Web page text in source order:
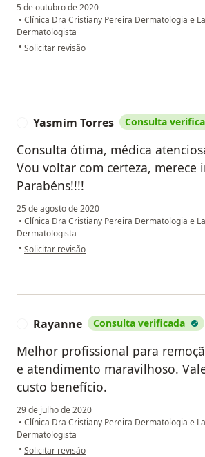
5 de outubro de 2020
• Clínica Dra Cristiany Pereira Dermatologia e
Dermatologista
• na opinião do utilizador Ingride
Solicitar revisão
Yasmim Torres Consulta
Consulta ótima, médica
Vou voltar com certeza, merece
Parabéns!!!!
25 de agosto de 2020
• Clínica Dra Cristiany Pereira Dermatologia e
Dermatologista
• na opinião do utilizador Yasmim Torres
Solicitar revisão
Rayanne Consulta verificada
Melhor profissional para
e atendimento maravilhoso.
custo benefício.
29 de julho de 2020
• Clínica Dra Cristiany Pereira Dermatologia e
Dermatologista
• na opinião do utilizador Rayanne
Solicitar revisão